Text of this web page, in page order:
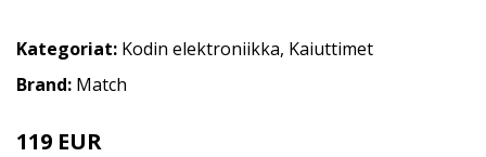
Kategoriat: Kodin elektroniikka, Kaiuttimet
Brand: Match
119 EUR